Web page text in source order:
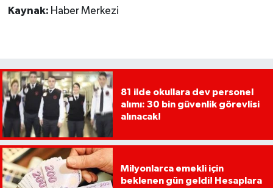
Kaynak: Haber Merkezi
81 ilde okullara dev personel
alımı: 30 bin güvenlik görevlisi
alınacak!
Milyonlarca emekli için
beklenen gün geldi! Hesaplara